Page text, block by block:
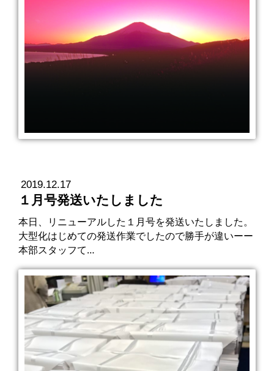
2019.12.17
１月号発送いたしました
本日、リニューアルした１月号を発送いたしました。
大型化はじめての発送作業でしたので勝手が違いーー
本部スタッフて…